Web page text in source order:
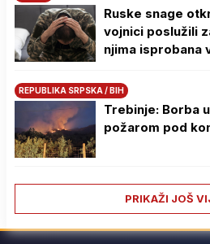
Ruske snage
vojnici poslužili
njima isprobana
REPUBLIKA SRPSKA / BIH
Trebinje: Borba
požarom pod
PRIKAŽI JOŠ